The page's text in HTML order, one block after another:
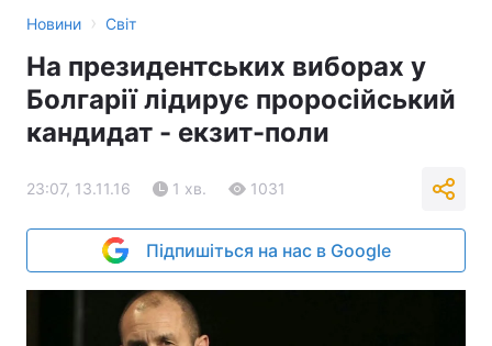
Новини › Світ
На президентських виборах у
Болгарії лідирує проросійський
кандидат - екзит-поли
23:07, 13.11.16 1 хв. 1031
Підпишіться на нас в Google